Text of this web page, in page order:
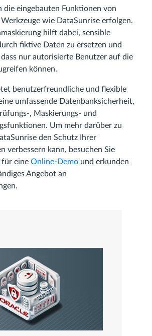
die eingebauten Funktionen von
wie DataSunrise erfolgen.
hilft dabei, sensible
fiktive Daten zu ersetzen und
nur autorisierte Benutzer auf die
können.
benutzerfreundliche und flexible
umfassende Datenbanksicherheit,
, Maskierungs- und
Um mehr darüber zu
den Schutz Ihrer
verbessern kann, besuchen Sie
für eine Online-Demo und erkunden
Angebot an